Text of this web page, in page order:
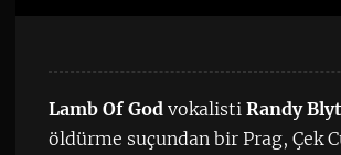
Lamb Of God vokalisti Randy
öldürme suçundan bir Prag, Çek